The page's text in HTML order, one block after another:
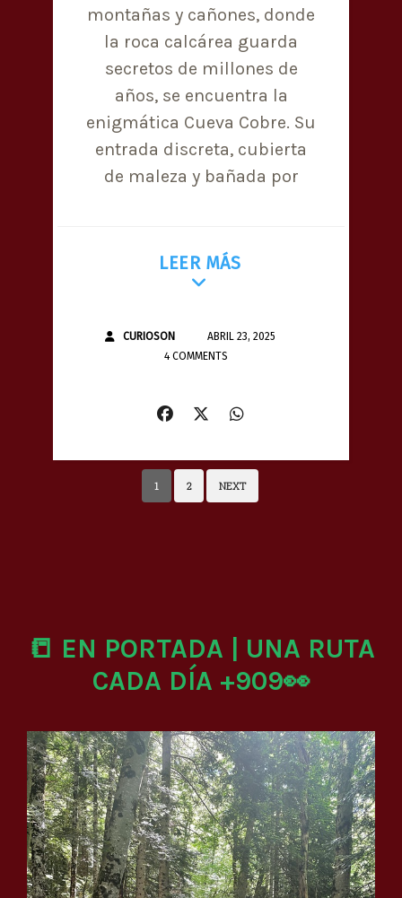
montañas y cañones, donde
la roca calcárea guarda
secretos de millones de
años, se encuentra la
enigmática Cueva Cobre. Su
entrada discreta, cubierta
de maleza y bañada por
LEER MÁS
CURIOSON
ABRIL 23, 2025
4 COMMENTS
1 2 NEXT
📒 EN PORTADA | UNA RUTA
CADA DÍA +909👀